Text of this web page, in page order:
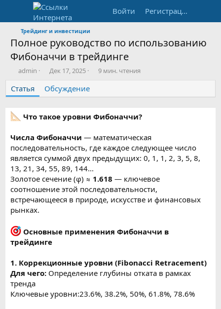
Войти Регистрация
Трейдинг и инвестиции
Полное руководство по использованию
Фибоначчи в трейдинге
А
т
о
р
admin
Д
т
а
п
у
л
и
к
а
ц
и
Дек 17, 2025
В
м
я
ч
н
и
я
т
т
ь
9 мин. чтения
Статья Обсуждение
Что такое уровни Фибоначчи?
Числа Фибоначчи — математическая
последовательность, где каждое следующее число
является суммой двух предыдущих: 0, 1, 1, 2, 3, 5, 8,
13, 21, 34, 55, 89, 144...
Золотое сечение (φ) ≈ 1.618 — ключевое
соотношение этой последовательности,
встречающееся в природе, искусстве и финансовых
рынках.
Основные применения Фибоначчи в
трейдинге
1. Коррекционные уровни (Fibonacci Retracement)
Для чего: Определение глубины отката в рамках
тренда
Ключевые уровни:23.6%, 38.2%, 50%, 61.8%, 78.6%